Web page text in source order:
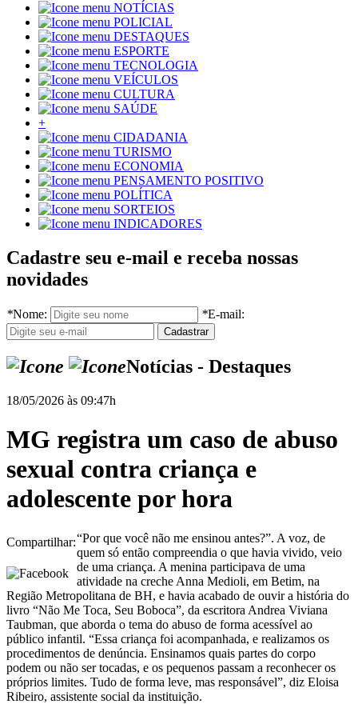
NOTÍCIAS
POLICIAL
DESTAQUES
ESPORTE
TECNOLOGIA
VEÍCULOS
CULTURA
SAÚDE
+
CIDADANIA
TURISMO
ECONOMIA
PENSAMENTO POSITIVO
POLÍTICA
SORTEIOS
INDICADORES
Cadastre seu e-mail e receba nossas
novidades
*Nome: *E-mail:
Notícias - Destaques
18/05/2026 às 09:47h
MG registra um caso de abuso
sexual contra criança e
adolescente por hora
Compartilhar:“Por que você não me ensinou antes?”. A voz, de
quem só então compreendia o que havia vivido, veio
de uma criança. A menina participava de uma
atividade na creche Anna Medioli, em Betim, na
Região Metropolitana de BH, e havia acabado de ouvir a história do
livro “Não Me Toca, Seu Boboca”, da escritora Andrea Viviana
Taubman, que aborda o tema do abuso de forma acessível ao
público infantil. “Essa criança foi acompanhada, e realizamos os
procedimentos de denúncia. Ensinamos quais partes do corpo
podem ou não ser tocadas, e os pequenos passam a reconhecer os
próprios limites. Tudo de forma leve, mas responsável”, diz Eloisa
Ribeiro, assistente social da instituição.